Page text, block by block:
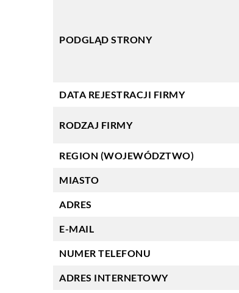
PODGLĄD STRONY
DATA REJESTRACJI FIRMY
RODZAJ FIRMY
REGION (WOJEWÓDZTWO)
MIASTO
ADRES
E-MAIL
NUMER TELEFONU
ADRES INTERNETOWY